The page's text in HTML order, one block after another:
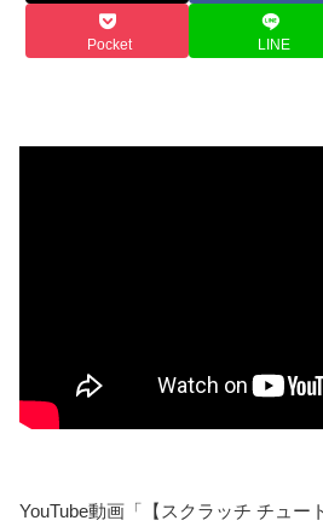
Pocket LINE
YouTube動画「【スクラッチ チュー